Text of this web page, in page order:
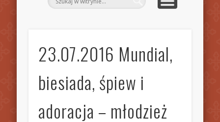
23.07.2016 Mundial,
biesiada, śpiew i
adoracja – młodzież